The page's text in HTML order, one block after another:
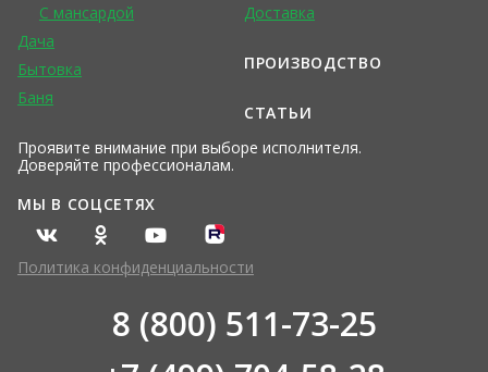
С мансардой
Дача
Бытовка
Баня
Проявите внимание при выборе исполнителя.
Доверяйте профессионалам.
Доставка
ПРОИЗВОДСТВО
СТАТЬИ
МЫ В СОЦСЕТЯХ
Политика конфиденциальности
8 (800) 511-73-25